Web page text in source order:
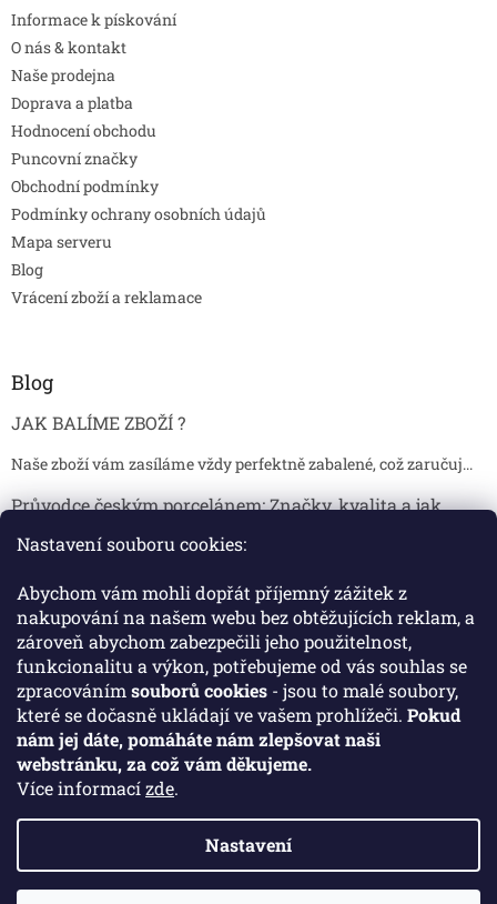
Nastavení souboru cookies:
Abychom vám mohli dopřát příjemný zážitek z
nakupování na našem webu bez obtěžujících reklam, a
zároveň abychom zabezpečili jeho použitelnost,
funkcionalitu a výkon, potřebujeme od vás souhlas se
zpracováním souborů cookies - jsou to malé soubory,
které se dočasně ukládají ve vašem prohlížeči. Pokud
nám jej dáte, pomáháte nám zlepšovat naši
webstránku, za což vám děkujeme.
Více informacízde.
Nastavení
Informace k pískování
O nás & kontakt
Naše prodejna
Doprava a platba
Hodnocení obchodu
Puncovní značky
Obchodní podmínky
Podmínky ochrany osobních údajů
Mapa serveru
Blog
Vrácení zboží a reklamace
Blog
JAK BALÍME ZBOŽÍ ?
Naše zboží vám zasíláme vždy perfektně zabalené, což zaručuj...
Průvodce českým porcelánem: Značky, kvalita a jak
Jak skladovat broušené sklenice, aby se nepoškodily?
Broušené sklenice jsou symbolem elegance, tradice a luxusu. ...
Facebook
Vytvořil Shoptet